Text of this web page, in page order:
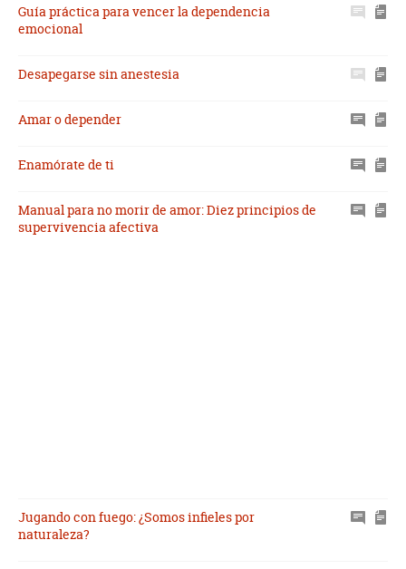
Guía práctica para vencer la dependencia
emocional
Desapegarse sin anestesia
Amar o depender
Enamórate de ti
Manual para no morir de amor: Diez principios de
supervivencia afectiva
Jugando con fuego: ¿Somos infieles por
naturaleza?